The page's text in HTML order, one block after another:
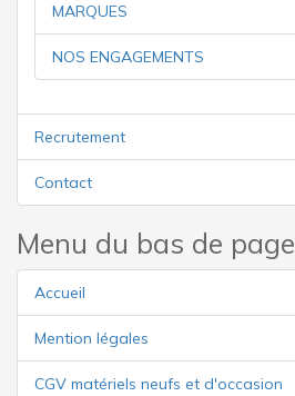
MARQUES
NOS ENGAGEMENTS
Recrutement
Contact
Menu du bas de page
Accueil
Mention légales
CGV matériels neufs et d'occasion